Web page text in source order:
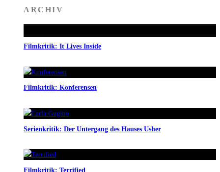
ARCHIV
Filmkritik: It Lives Inside
Filmkritik: Konferensen
Serienkritik: Der Untergang des Hauses Usher
Filmkritik: Terrified